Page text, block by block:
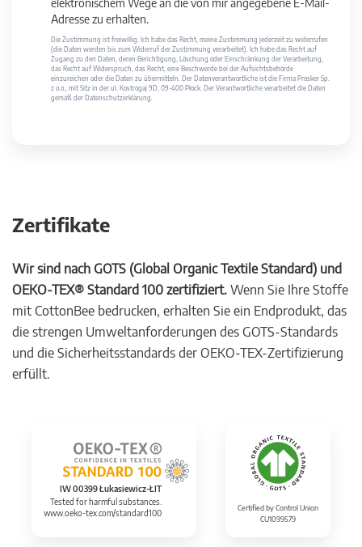
elektronischem Wege an die von mir angegebene E-Mail-
Adresse zu erhalten.
Die Zustimmung ist freiwillig. Ich habe das Recht, meine Zustimmung jederzeit zu widerrufen
(die Daten werden bis zum Widerruf der Zustimmung verarbeitet). Ich habe das Recht auf
Zugang zu den Daten, deren Berichtigung, Löschung oder Einschränkung der Verarbeitung,
das Recht auf Widerspruch, das Recht, eine Beschwerde bei der Aufsichtsbehörde
einzureichen oder die Daten zu übermitteln. Der Datenverantwortliche ist die Firma Prosker Sp.
z o.o., mit Sitz in der ul. Kostrogaj 9D, 09-400 Płock. Der Verantwortliche verarbeitet die Daten
gemäß der Datenschutzerklärung.
Zertifikate
Wir sind nach GOTS (Global Organic Textile Standard) und
OEKO-TEX® Standard 100 zertifiziert. Wenn Sie Ihre Stoffe
mit CottonBee bedrucken, erhalten Sie ein Endprodukt, das
die strengen Umweltanforderungen des GOTS-Standards
und die Sicherheitsstandards der OEKO-TEX-Zertifizierung
erfüllt.
IW 00399 Łukasiewicz-ŁIT
Tested for harmful substances.
www.oeko-tex.com/standard100
Certified by Control Union
CU1099579